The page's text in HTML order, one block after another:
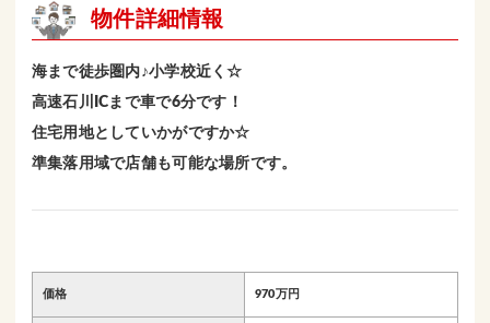
物件詳細情報
海まで徒歩圏内♪小学校近く☆
高速石川ICまで車で6分です！
住宅用地としていかがですか☆
準集落用域で店舗も可能な場所です。
価格 970万円